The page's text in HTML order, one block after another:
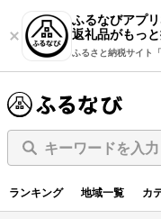
ふるなびアプ
返礼品がもっ
ふるさと納税サイト
キーワードを入力
ランキング 地域一覧 カ